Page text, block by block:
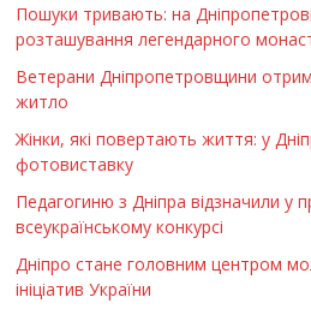
Пошуки тривають: на
розташування легендарного
Ветерани Дніпропетровщини
житло
Жінки, які повертають життя: у
фотовиставку
Педагогиню з Дніпра відзначили у
всеукраїнському конкурсі
Дніпро стане головним центром
ініціатив України